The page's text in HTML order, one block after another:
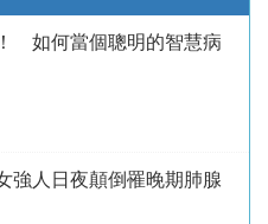
如何當個聰明的智慧病
人日夜顛倒罹晚期肺腺